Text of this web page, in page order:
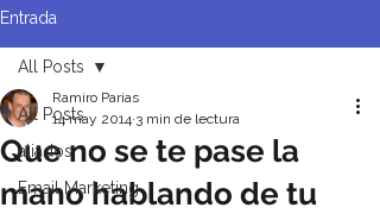
Entrada
All Posts
aliados
Email Marketing
All Posts
Que no se te pase la
mano hablando de tu
Ramiro Parias
14 may 2014 3 min de lectura